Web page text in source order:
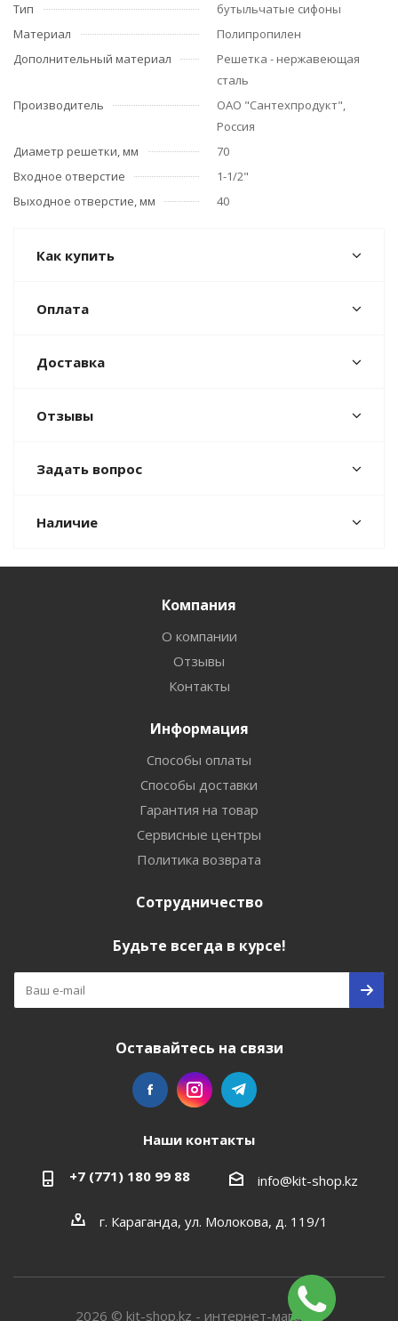
Тип
бутыльчатые сифоны
Материал
Полипропилен
Дополнительный материал
Решетка - нержавеющая
сталь
Производитель
ОАО "Сантехпродукт",
Россия
Диаметр решетки, мм
70
Входное отверстие
1-1/2"
Выходное отверстие, мм
40
Как купить
Оплата
Доставка
Отзывы
Задать вопрос
Наличие
Компания
О компании
Отзывы
Контакты
Информация
Способы оплаты
Способы доставки
Гарантия на товар
Сервисные центры
Политика возврата
Сотрудничество
Будьте всегда в курсе!
Оставайтесь на связи
Наши контакты
+7 (771) 180 99 88 info@kit-shop.kz
г. Караганда, ул. Молокова, д. 119/1
2026 © kit-shop.kz - интернет-магазин